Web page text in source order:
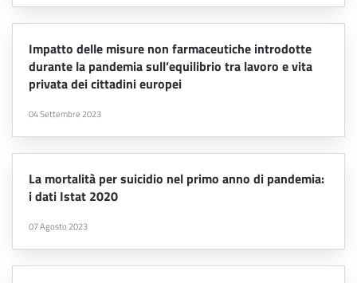
Impatto delle misure non farmaceutiche introdotte
durante la pandemia sull’equilibrio tra lavoro e vita
privata dei cittadini europei
04 Settembre 2023
La mortalità per suicidio nel primo anno di pandemia:
i dati Istat 2020
07 Agosto 2023